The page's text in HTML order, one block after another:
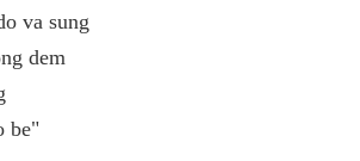
va sung
dem
be"